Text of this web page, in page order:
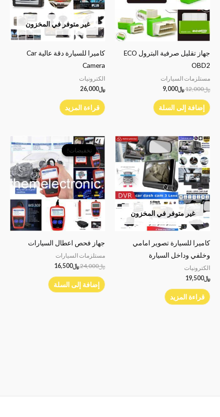
جهاز تقليل صرفية البترول ECO
OBD2
مستلزمات السيارات
﷼12,000﷼9,000
إضافة إلى السلة
غير متوفر في المخزون
كاميرا للسيارة دقة عالية Car
Camera
الكترونيات
﷼26,000
قراءة المزيد
غير متوفر في المخزون
كاميرا للسيارة تصوير امامي
وخلفي وداخل السيارة
الكترونيات
﷼19,500
قراءة المزيد
تخفيضات!
تخفيضات!
جهاز فحص اعطال السيارات
مستلزمات السيارات
﷼24,000
السعر
الأصلي
هو:
﷼24,000.
﷼16,500
الحالي
هو:
﷼16,500.
إضافة إلى السلة